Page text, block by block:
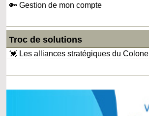
🔑 Gestion de mon compte
Troc de solutions
💓 Les alliances stratégiques du Colonel